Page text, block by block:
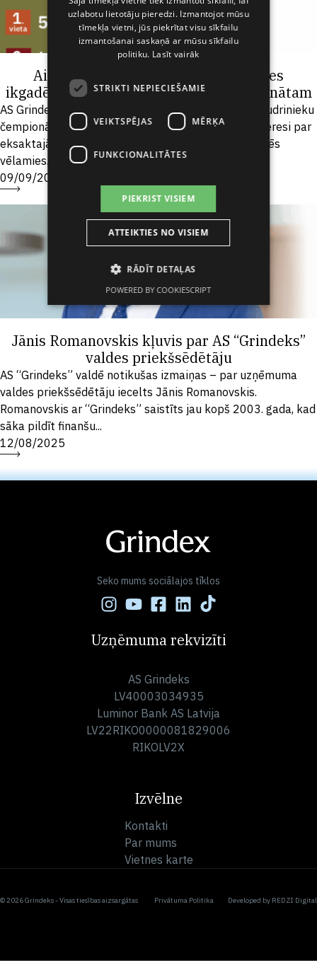
Aicinām 8.klases skolēnus pieteikties
ikgadējam Grindeks Gudrinieku čempionātam
AS Grindeks arī šogad organizē ikgadējo Grindeks Gudrinieku
čempionātu 2025, lai veicinātu Latvijas skolēnu interesi par
eksaktajām zinātnēm – ķīmiju, fiziku un bioloģiju. Mēs
vēlamies...
09/09/2025
Jānis Romanovskis kļuvis par AS “Grindeks”
valdes priekšsēdētāju
AS “Grindeks” valdē notikušas izmaiņas – par uzņēmuma
valdes priekšsēdētāju iecelts Jānis Romanovskis.
Romanovskis ar “Grindeks” saistīts jau kopš 2003. gada, kad
sāka pildīt finanšu...
12/08/2025
Seko mums sociālajos tīklos
Uzņēmuma rekvizīti
AS Grindeks
LV40003034935
Luminor Bank AS Latvija
LV22RIKO0000081829006
RIKOLV2X
Izvēlne
Kontakti
Par mums
Vietnes karte
© 2026 Grindeks - Visas tiesības aizsargātas Privātuma Politika Developed by REDZI Digital
RUSSIAN
SPANISH
uzlabotu lietotāju pieredzi. Izmantojot mūsu
tīmekļa vietni, jūs piekrītat visu sīkfailu
izmantošanai saskaņā ar mūsu sīkfailu
politiku. Lasīt vairāk
STRIKTI NEPIECIEŠAMIE
VEIKTSPĒJAS MĒRĶA
FUNKCIONALITĀTES
PIEKRIST VISIEM
ATTEIKTIES NO VISIEM
RĀDĪT DETAĻAS
POWERED BY COOKIESCRIPT